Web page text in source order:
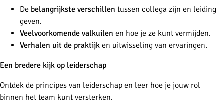
De belangrijkste verschillen tussen collega zijn en leiding
geven.
Veelvoorkomende valkuilen en hoe je ze kunt vermijden.
Verhalen uit de praktijk en uitwisseling van ervaringen.
Een bredere kijk op leiderschap
Ontdek de principes van leiderschap en leer hoe je jouw rol
binnen het team kunt versterken.